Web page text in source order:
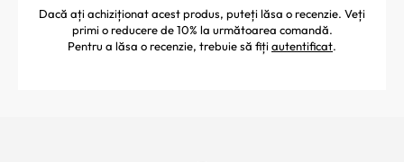
Dacă ați achiziționat acest produs, puteți lăsa o recenzie. Veți
primi o reducere de 10% la următoarea comandă.
Pentru a lăsa o recenzie, trebuie să fiți autentificat.